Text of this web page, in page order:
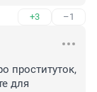
+3 –1
проституток,
для